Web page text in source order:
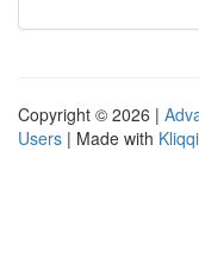
Copyright © 2026 |
Users | Made with